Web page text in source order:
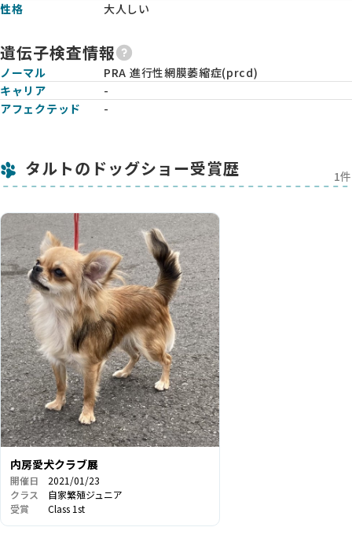
性格
大人しい
遺伝子検査情報
ノーマル
PRA 進行性網膜萎縮症(prcd)
キャリア
-
アフェクテッド
-
タルトのドッグショー受賞歴 1件
内房愛犬クラブ展
開催日
2021/01/23
クラス
自家繁殖ジュニア
受賞
Class 1st